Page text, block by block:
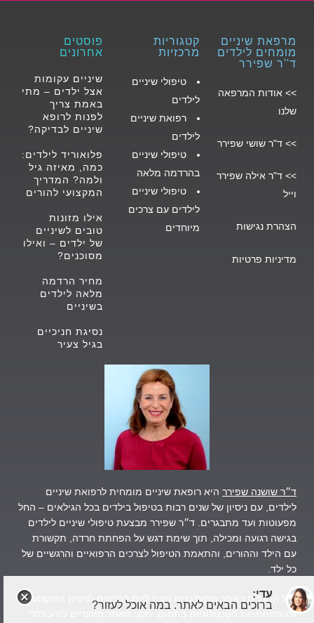
מרפאת שיניים
מומחים לילדים
ד''ר שפירר
>> אודות המרפאה
שלנו
>> ד"ר שושי שפירר
>> ד"ר אילה שפירר
וייל
הצהרת נגישות
מדיניות פרטיות
קטגוריות
מרכזיות
טיפולי שיניים
לילדים
רפואת שיניים
לילדים
טיפולי שיניים
בהרדמה מלאה
טיפולי שיניים
לילדים עם צרכים
מיוחדים
פוסטים
אחרונים
שיניים עקומות
אצל ילדים – מתי
באמת צריך
לפנות לרופא
שיניים לבדיקה?
פלואוריד לילדים:
כמה, מאיזה גיל
ולמה? המדריך
המקצועי להורים
אילו מזונות
טובים לשיניים
של ילדים – ואילו
מסוכנים?
מחיר הרדמה
מלאה לילדים
בשיניים
נסיגת חניכיים
בגיל צעיר
ד״ר שושנה שפירר היא רופאת שיניים מומחית לרפואת שיניים
לילדים, עם ניסיון של שנים רבות בטיפול בילדים בכל הגילאים – החל
מפעוטות ועד מתבגרים. ד״ר שפירר מבצעת טיפולי שיניים לילדים
בגישה רגועה ומכילה, תוך שימת דגש על הפחתת חרדה, תקשורת
עם הילד וההורים, והתאמת הטיפול לצרכים הרפואיים והרגשיים של
כל ילד.
כלל התכנים באתר מתעדכנים מעת לעת בהתאםלניסיון המקצועי
ולהתפתחויות הטכנולוגיות בתחום. תכני האתר מיועדים לידע כללי
עדי:
ברוכים הבאים לאתר. במה אוכל לעזור?